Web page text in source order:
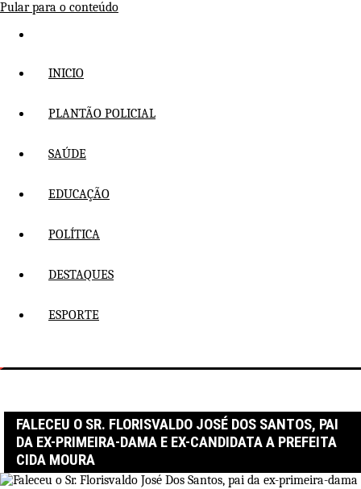
Pular para o conteúdo
INICIO
PLANTÃO POLICIAL
SAÚDE
EDUCAÇÃO
POLÍTICA
DESTAQUES
ESPORTE
FALECEU O SR. FLORISVALDO JOSÉ DOS SANTOS, PAI
DA EX-PRIMEIRA-DAMA E EX-CANDIDATA A PREFEITA
CIDA MOURA